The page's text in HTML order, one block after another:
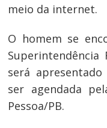
meio da internet.
O homem se
Superintendência
será
ser agendada
Pessoa/PB.